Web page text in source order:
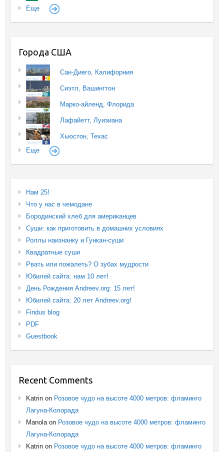
Еще
Города США
Сан-Диего, Калифорния
Сиэтл, Вашингтон
Марко-айленд, Флорида
Лафайетт, Луизиана
Хьюстон, Техас
Еще
Нам 25!
Что у нас в чемодане
Бородинский хлеб для американцев
Суши: как приготовить в домашних условиях
Роллы наизнанку и Гункан-суши
Квадратные суши
Рвать или пожалеть? О зубах мудрости
Юбилей сайта: нам 10 лет!
День Рождения Andreev.org: 15 лет!
Юбилей сайта: 20 лет Andreev.org!
Findus blog
PDF
Guestbook
Recent Comments
Katrinon Розовое чудо на высоте 4000 метров: фламинго
Лагуна-Колорада
Manolaon Розовое чудо на высоте 4000 метров: фламинго
Лагуна-Колорада
Katrinon Розовое чудо на высоте 4000 метров: фламинго